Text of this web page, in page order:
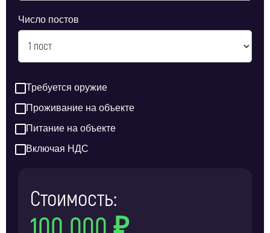
Число постов
Требуется оружие
Проживание на объекте
Питание на объекте
Включая НДС
Стоимость: